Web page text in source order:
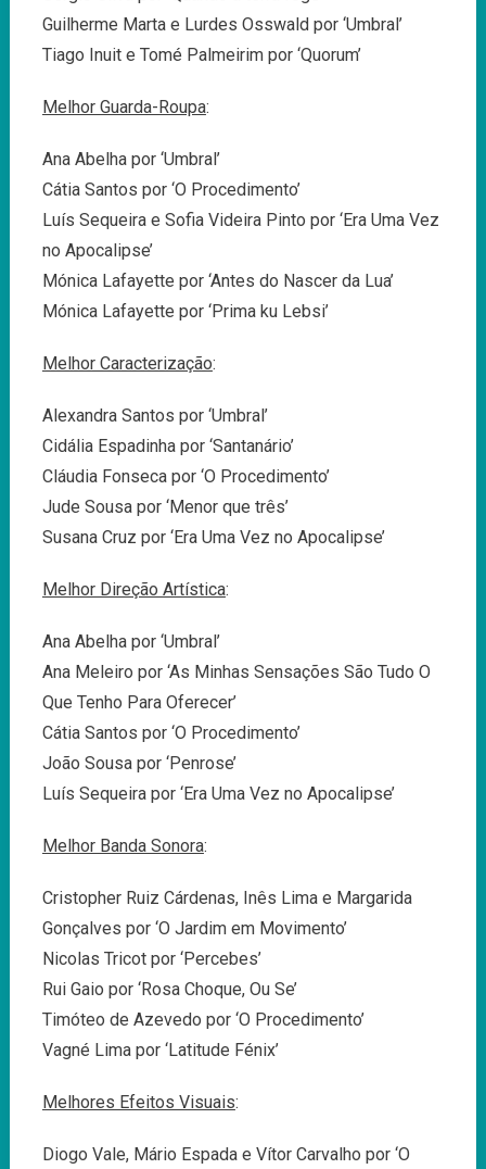
Guilherme Marta e Lurdes Osswald por ‘Umbral’
Tiago Inuit e Tomé Palmeirim por ‘Quorum’
Melhor Guarda-Roupa:
Ana Abelha por ‘Umbral’
Cátia Santos por ‘O Procedimento’
Luís Sequeira e Sofia Videira Pinto por ‘Era Uma Vez
no Apocalipse’
Mónica Lafayette por ‘Antes do Nascer da Lua’
Mónica Lafayette por ‘Prima ku Lebsi’
Melhor Caracterização:
Alexandra Santos por ‘Umbral’
Cidália Espadinha por ‘Santanário’
Cláudia Fonseca por ‘O Procedimento’
Jude Sousa por ‘Menor que três’
Susana Cruz por ‘Era Uma Vez no Apocalipse’
Melhor Direção Artística:
Ana Abelha por ‘Umbral’
Ana Meleiro por ‘As Minhas Sensações São Tudo O
Que Tenho Para Oferecer’
Cátia Santos por ‘O Procedimento’
João Sousa por ‘Penrose’
Luís Sequeira por ‘Era Uma Vez no Apocalipse’
Melhor Banda Sonora:
Cristopher Ruiz Cárdenas, Inês Lima e Margarida
Gonçalves por ‘O Jardim em Movimento’
Nicolas Tricot por ‘Percebes’
Rui Gaio por ‘Rosa Choque, Ou Se’
Timóteo de Azevedo por ‘O Procedimento’
Vagné Lima por ‘Latitude Fénix’
Melhores Efeitos Visuais:
Diogo Vale, Mário Espada e Vítor Carvalho por ‘O